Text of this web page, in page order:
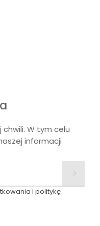
W tym celu
informacji
i politykę